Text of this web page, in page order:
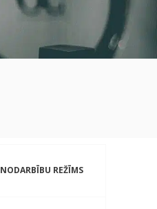
NODARBĪBU REŽĪMS